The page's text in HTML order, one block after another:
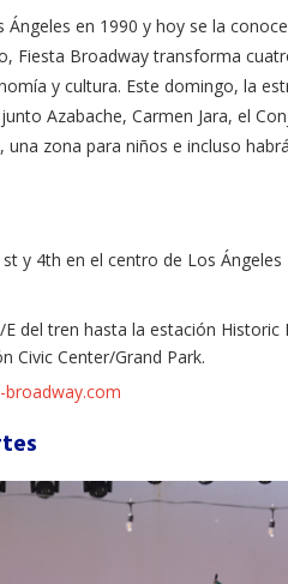
en 1990 y hoy se la
Fiesta Broadway transforma
y cultura. Este domingo, la
Azabache, Carmen Jara, el
zona para niños e incluso
y 4th en el centro de Los Ángeles
del tren hasta la estación
Civic Center/Grand Park.
broadway.com